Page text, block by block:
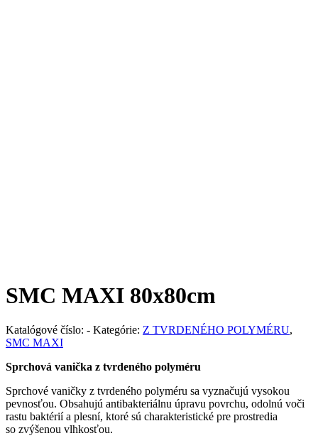
SMC MAXI 80x80cm
Katalógové číslo: - Kategórie: Z TVRDENÉHO POLYMÉRU,
SMC MAXI
Sprchová vanička z tvrdeného polyméru
Sprchové vaničky z tvrdeného polyméru sa vyznačujú vysokou
pevnosťou. Obsahujú antibakteriálnu úpravu povrchu, odolnú voči
rastu baktérií a plesní, ktoré sú charakteristické pre prostredia
so zvýšenou vlhkosťou.